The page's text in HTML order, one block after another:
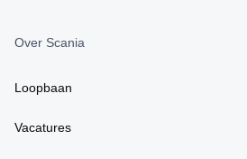
Over Scania
Loopbaan
Vacatures